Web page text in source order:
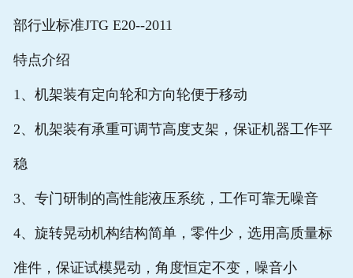
部行业标准JTG E20--2011
特点介绍
1、机架装有定向轮和方向轮便于移动
2、机架装有承重可调节高度支架，保证机器工作平
稳
3、专门研制的高性能液压系统，工作可靠无噪音
4、旋转晃动机构结构简单，零件少，选用高质量标
准件，保证试模晃动，角度恒定不变，噪音小